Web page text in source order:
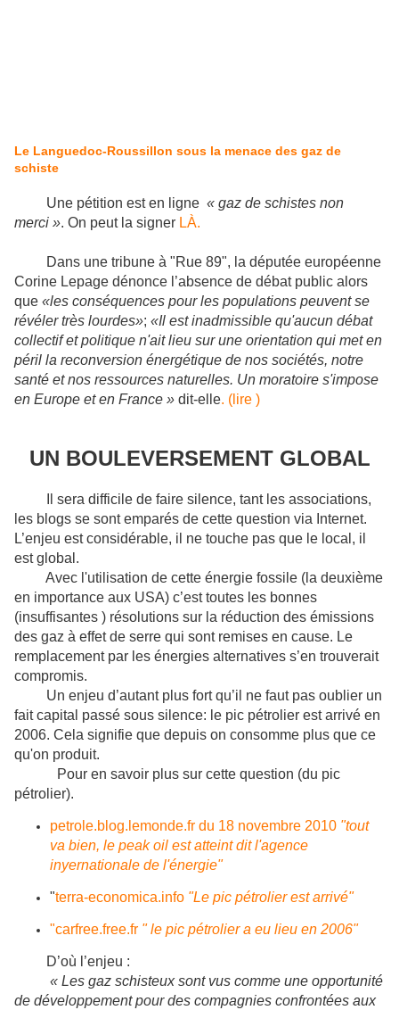
Le Languedoc-Roussillon sous la menace des gaz de
schiste
Une pétition est en ligne « gaz de schistes non
merci ». On peut la signer LÀ.
Dans une tribune à "Rue 89", la députée européenne
Corine Lepage dénonce l’absence de débat public alors
que «les conséquences pour les populations peuvent se
révéler très lourdes»; «Il est inadmissible qu'aucun débat
collectif et politique n'ait lieu sur une orientation qui met en
péril la reconversion énergétique de nos sociétés, notre
santé et nos ressources naturelles. Un moratoire s'impose
en Europe et en France » dit-elle. (lire )
UN BOULEVERSEMENT GLOBAL
Il sera difficile de faire silence, tant les associations,
les blogs se sont emparés de cette question via Internet.
L’enjeu est considérable, il ne touche pas que le local, il
est global.
Avec l'utilisation de cette énergie fossile (la deuxième
en importance aux USA) c’est toutes les bonnes
(insuffisantes ) résolutions sur la réduction des émissions
des gaz à effet de serre qui sont remises en cause. Le
remplacement par les énergies alternatives s’en trouverait
compromis.
Un enjeu d’autant plus fort qu’il ne faut pas oublier un
fait capital passé sous silence: le pic pétrolier est arrivé en
2006. Cela signifie que depuis on consomme plus que ce
qu'on produit.
Pour en savoir plus sur cette question (du pic
pétrolier).
petrole.blog.lemonde.fr du 18 novembre 2010 "tout
va bien, le peak oil est atteint dit l'agence
inyernationale de l'énergie"
"terra-economica.info "Le pic pétrolier est arrivé"
"carfree.free.fr " le pic pétrolier a eu lieu en 2006"
D’où l’enjeu :
« Les gaz schisteux sont vus comme une opportunité
de développement pour des compagnies confrontées aux